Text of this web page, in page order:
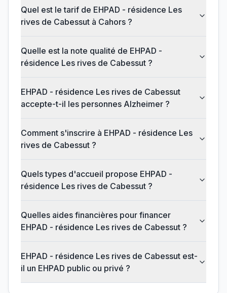
Quel est le tarif de EHPAD - résidence Les
rives de Cabessut à Cahors ?
Quelle est la note qualité de EHPAD -
résidence Les rives de Cabessut ?
EHPAD - résidence Les rives de Cabessut
accepte-t-il les personnes Alzheimer ?
Comment s'inscrire à EHPAD - résidence Les
rives de Cabessut ?
Quels types d'accueil propose EHPAD -
résidence Les rives de Cabessut ?
Quelles aides financières pour financer
EHPAD - résidence Les rives de Cabessut ?
EHPAD - résidence Les rives de Cabessut est-
il un EHPAD public ou privé ?